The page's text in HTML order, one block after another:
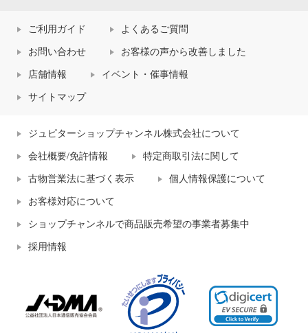
ご利用ガイド よくあるご質問
お問い合わせ お客様の声から改善しました
店舗情報 イベント・催事情報
サイトマップ
ジュピターショップチャンネル株式会社について
会社概要/免許情報 特定商取引法に関して
古物営業法に基づく表示 個人情報保護について
お客様対応について
ショップチャンネルで商品販売希望の事業者募集中
採用情報